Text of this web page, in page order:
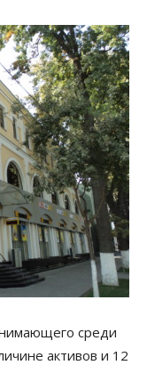
среди
активов и 12